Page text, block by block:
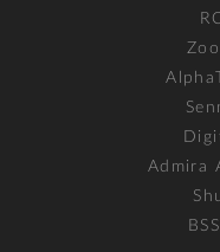
Admira